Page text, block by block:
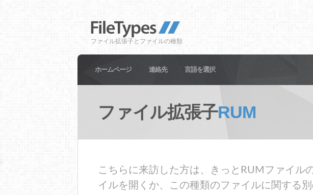
ファイル拡張子とファイルの種類
ホームページ 連絡先 言語を選択
ファイル拡張子RUM
こちらに来訪した方は、きっとRUMファイル
イルを開くか、この種類のファイルに関する